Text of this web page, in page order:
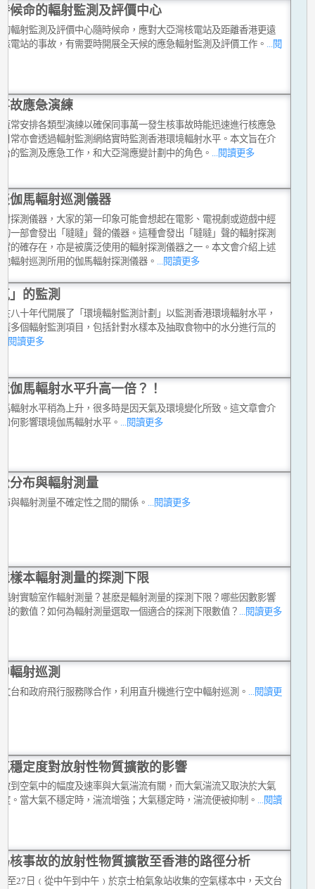
候命的輻射監測及評價中心
輻射監測及評價中心隨時候命，應對大亞灣核電站及距離香港更遠
電站的事故，有需要時開展全天候的應急輻射監測及評價工作。 ...閱
故應急演練
常安排各類型演練以確保同事萬一發生核事故時能迅速進行核應急
常亦會透過輻射監測網絡實時監測香港環境輻射水平。本文旨在介
的監測及應急工作，和大亞灣應變計劃中的角色。
...閱讀更多
伽馬輻射巡測儀器
探測儀器，大家的第一印象可能會想起在電影、電視劇或遊戲中經
一部會發出「噠噠」聲的儀器。這種會發出「噠噠」聲的輻射探測
的確存在，亦是被廣泛使用的輻射探測儀器之一。本文會介紹上述
輻射巡測所用的伽馬輻射探測儀器。 ...閱讀更多
」的監測
八十年代開展了「環境輻射監測計劃」以監測香港環境輻射水平，
多個輻射監測項目，包括針對水樣本及抽取食物中的水分進行氚的
...閱讀更多
伽馬輻射水平升高一倍？！
輻射水平稍為上升，很多時是因天氣及環境變化所致。這文章會介
何影響環境伽馬輻射水平。
...閱讀更多
分布與輻射測量
與輻射測量不確定性之間的關係。 ...閱讀更多
樣本輻射測量的探測下限
射實驗室作輻射測量？甚麽是輻射測量的探測下限？哪些因數影響
的數值？如何為輻射測量選取一個適合的探測下限數值？
...閱讀更多
輻射巡測
台和政府飛行服務隊合作，利用直升機進行空中輻射巡測。 ...閱讀更
穩定度對放射性物質擴散的影響
到空氣中的幅度及速率與大氣湍流有關，而大氣湍流又取決於大氣
。當大氣不穩定時，湍流增強；大氣穩定時，湍流便被抑制。 ...閱讀
核事故的放射性物質擴散至香港的路徑分析
至27日﹙從中午到中午﹚於京士柏氣象站收集的空氣樣本中，天文台